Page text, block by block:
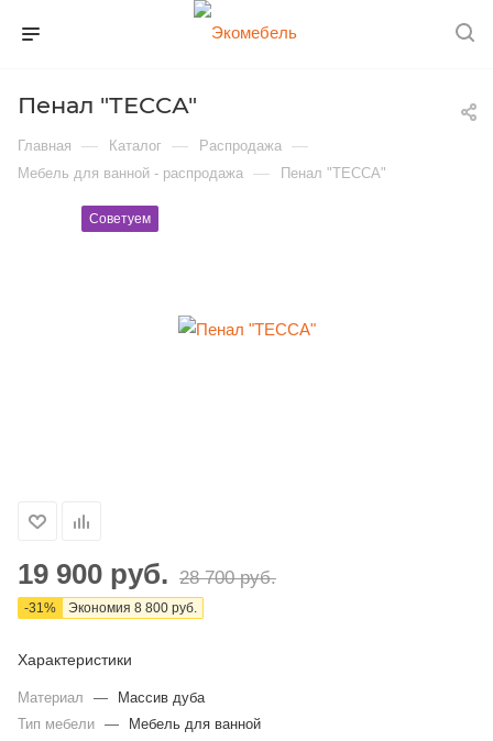
Пенал "ТЕССА"
Главная — Каталог — Распродажа —
Мебель для ванной - распродажа — Пенал "ТЕССА"
Советуем
19 900 руб. 28 700 руб.
-31% Экономия 8 800 руб.
Характеристики
Материал —
Массив дуба
Тип мебели —
Мебель для ванной